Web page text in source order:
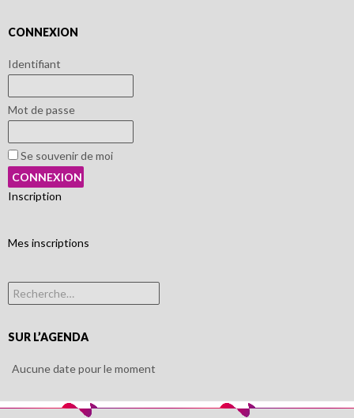
CONNEXION
Identifiant
Mot de passe
Se souvenir de moi
Inscription
Mes inscriptions
Rechercher :
SUR L’AGENDA
Aucune date pour le moment